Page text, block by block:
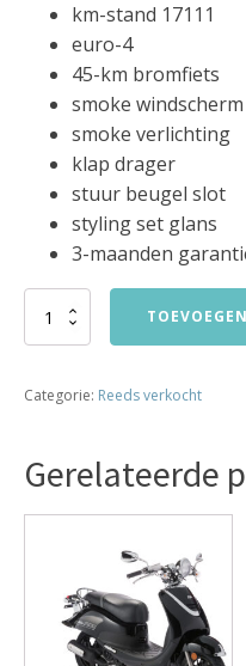
km-stand 17111
euro-4
45-km bromfiets
smoke windscherm
smoke verlichting
klap drager
stuur beugel slot
styling set glans
3-maanden
vespa
bromfiets
verkocht
aantal
Categorie: Reeds verkocht
Gerelateerde